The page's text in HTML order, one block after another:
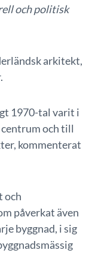
och politisk
arkitekt,
1970-tal varit i
och till
kommenterat
och
påverkat även
byggnad, i sig